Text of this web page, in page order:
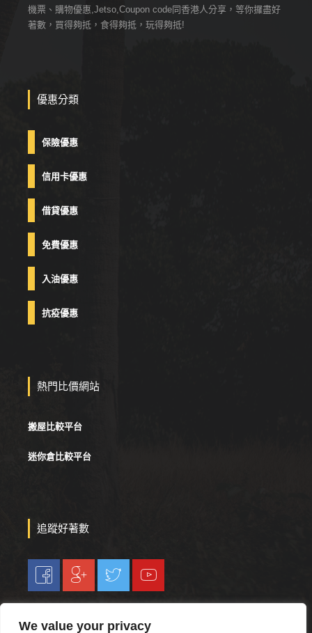
We value your privacy
機票、購物優惠,Jetso,Coupon code同香港人分享，等你攞盡好
著數，買得夠抵，食得夠抵，玩得夠抵!
優惠分類
保險優惠
信用卡優惠
借貸優惠
免費優惠
入油優惠
抗疫優惠
熱門比價網站
搬屋比較平台
迷你倉比較平台
追蹤好著數